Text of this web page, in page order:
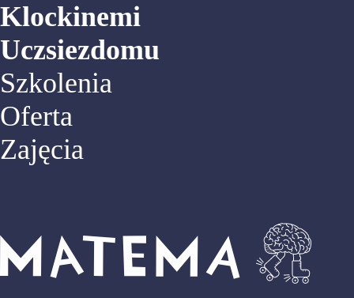
Klockinemi
Uczsiezdomu
Szkolenia
Oferta
Zajęcia